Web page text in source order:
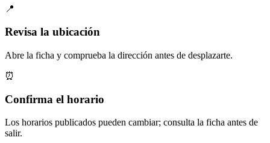
📍
Revisa la ubicación
Abre la ficha y comprueba la dirección antes de desplazarte.
⏰
Confirma el horario
Los horarios publicados pueden cambiar; consulta la ficha antes de
salir.